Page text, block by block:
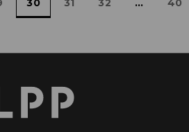
30 31 32 ... 40